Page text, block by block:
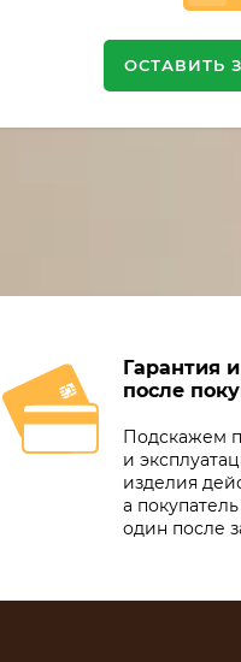
ОСТАВИТЬ
Гарантия
после
Подскажем
и
изделия
а
один после